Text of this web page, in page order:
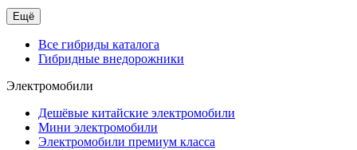
Ещё
Все гибриды каталога
Гибридные внедорожники
Электромобили
Дешёвые китайские электромобили
Мини электромобили
Электромобили премиум класса